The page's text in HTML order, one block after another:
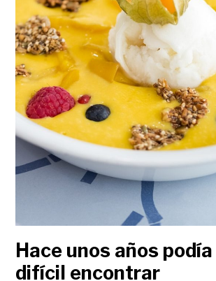
Hace unos años
difícil encontrar